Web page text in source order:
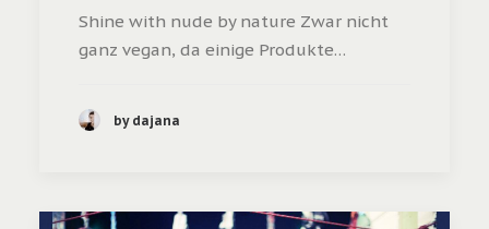
Shine with nude by nature Zwar nicht
ganz vegan, da einige Produkte…
by dajana